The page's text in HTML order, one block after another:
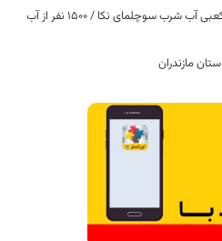
آغاز عملیات اجرایی مخزن ۵۰۰ مترمکعبی آب شرب سوچلمای نکا / ۱۵۰۰ نفر از آب
مازندران